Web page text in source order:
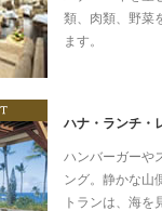
類、肉類、野菜
ます。
ハナ・ランチ・
ハンバーガーや
ング。静かな山
トランは、海を